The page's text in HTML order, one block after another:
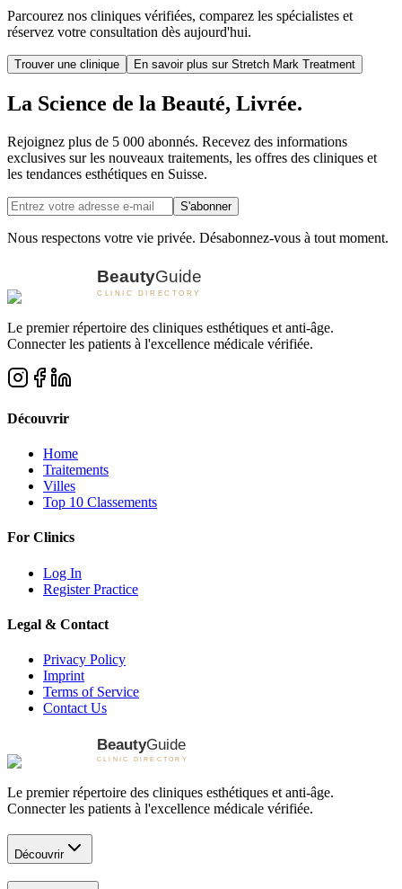
Parcourez nos cliniques vérifiées, comparez les spécialistes et
réservez votre consultation dès aujourd'hui.
Trouver une clinique En savoir plus sur Stretch Mark Treatment
La Science de la Beauté, Livrée.
Rejoignez plus de 5 000 abonnés. Recevez des informations
exclusives sur les nouveaux traitements, les offres des cliniques et
les tendances esthétiques en Suisse.
S'abonner
Nous respectons votre vie privée. Désabonnez-vous à tout moment.
Le premier répertoire des cliniques esthétiques et anti-âge.
Connecter les patients à l'excellence médicale vérifiée.
Découvrir
Home
Traitements
Villes
Top 10 Classements
For Clinics
Log In
Register Practice
Legal & Contact
Privacy Policy
Imprint
Terms of Service
Contact Us
Le premier répertoire des cliniques esthétiques et anti-âge.
Connecter les patients à l'excellence médicale vérifiée.
Découvrir